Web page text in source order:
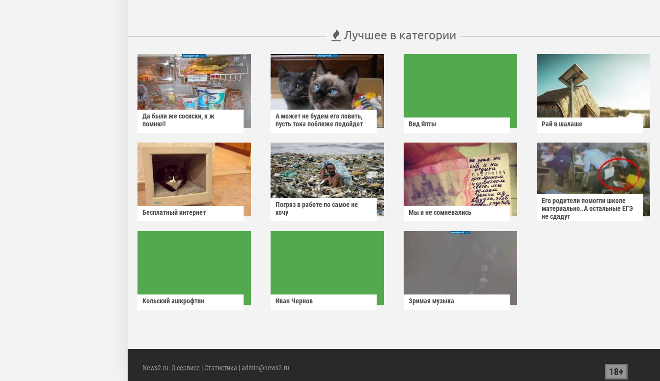
Лучшее в категории
Да были же сосиски, я ж
помню!!
А может не будем его ловить,
пусть тока поближе подойдет
Вид Ялты Рай в шалаше
Бесплатный интернет
Погряз в работе по самое не
хочу
Мы и не сомневались
Его родители помогли школе
материально..А остальные ЕГЭ
не сдадут
Кольский ашкрофтин Иван Чернов Зримая музыка
News2.ru: О сервисе | Статистика | admin@news2.ru 18+